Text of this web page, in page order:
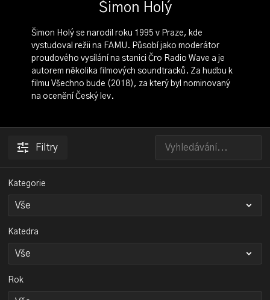
Šimon Holý
Šimon Holý se narodil roku 1995 v Praze, kde
vystudoval režii na FAMU. Působí jako moderátor
proudového vysílání na stanici Čro Radio Wave a je
autorem několika filmových soundtracků. Za hudbu k
filmu Všechno bude (2018), za který byl nominovaný
na ocenění Český lev.
Filtry
Kategorie
Katedra
Rok